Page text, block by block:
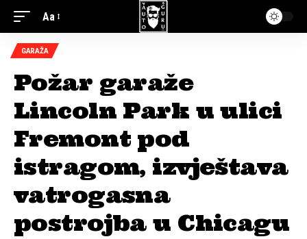
Aa
GARAŽA
Požar garaže
Lincoln Park u ulici
Fremont pod
istragom, izvještava
vatrogasna
postrojba u Chicagu